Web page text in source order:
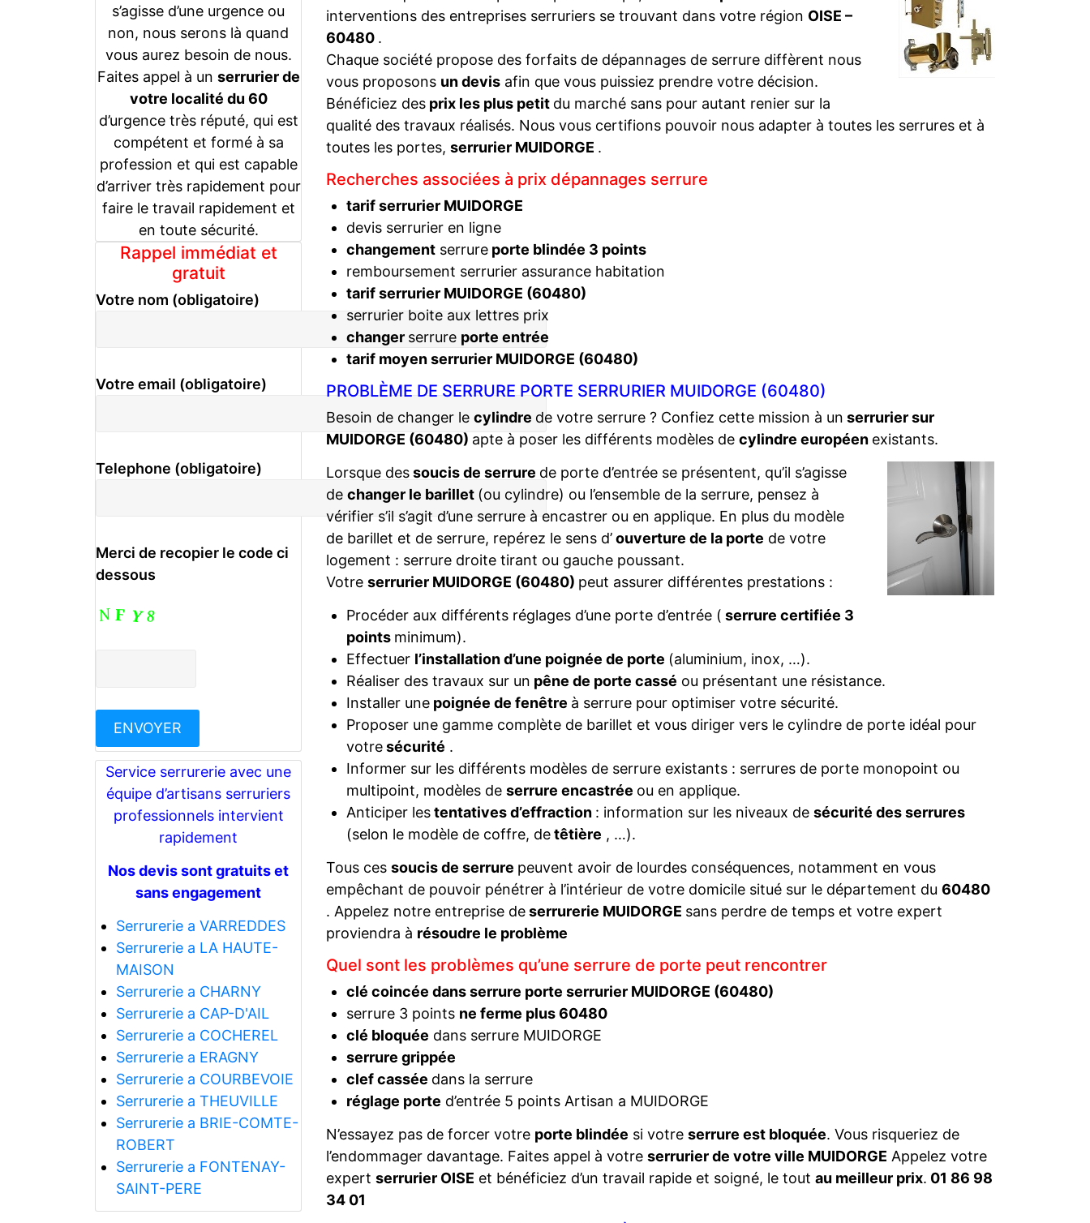
s’agisse d’une urgence ou
non, nous serons là quand
vous aurez besoin de nous.
Faites appel à un serrurier de
votre localité du 60
d’urgence très réputé, qui est
compétent et formé à sa
profession et qui est capable
d’arriver très rapidement pour
faire le travail rapidement et
en toute sécurité.
Rappel immédiat et
gratuit
Votre nom (obligatoire)
Votre email (obligatoire)
Telephone (obligatoire)
Merci de recopier le code ci
dessous
Service serrurerie avec une
équipe d’artisans serruriers
professionnels intervient
rapidement
Nos devis sont gratuits et
sans engagement
Serrurerie a VARREDDES
Serrurerie a LA HAUTE-
MAISON
Serrurerie a CHARNY
Serrurerie a CAP-D'AIL
Serrurerie a COCHEREL
Serrurerie a ERAGNY
Serrurerie a COURBEVOIE
Serrurerie a THEUVILLE
Serrurerie a BRIE-COMTE-
ROBERT
Serrurerie a FONTENAY-
SAINT-PERE
interventions des entreprises serruriers se trouvant dans votre région OISE –
60480 .
Chaque société propose des forfaits de dépannages de serrure diffèrent nous
vous proposons un devis afin que vous puissiez prendre votre décision.
Bénéficiez des prix les plus petit du marché sans pour autant renier sur la
qualité des travaux réalisés. Nous vous certifions pouvoir nous adapter à toutes les serrures et à
toutes les portes, serrurier MUIDORGE .
Recherches associées à prix dépannages serrure
tarif serrurier MUIDORGE
devis serrurier en ligne
changementserrureporte blindée 3 points
remboursement serrurier assurance habitation
tarif serrurier MUIDORGE (60480)
serrurier boite aux lettres prix
changer serrure porte entrée
tarif moyen serrurier MUIDORGE (60480)
PROBLÈME DE SERRURE PORTE SERRURIER MUIDORGE (60480)
Besoin de changer le cylindre de votre serrure ? Confiez cette mission à un serrurier sur
MUIDORGE (60480) apte à poser les différents modèles de cylindre européen existants.
Lorsque dessoucis de serrure de porte d’entrée se présentent, qu’il s’agisse
de changer le barillet (ou cylindre) ou l’ensemble de la serrure, pensez à
vérifier s’il s’agit d’une serrure à encastrer ou en applique. En plus du modèle
de barillet et de serrure, repérez le sens d’ouverture de la porte de votre
logement : serrure droite tirant ou gauche poussant.
Votre serrurier MUIDORGE (60480) peut assurer différentes prestations :
Procéder aux différents réglages d’une porte d’entrée ( serrure certifiée 3
points minimum).
Effectuer l’installation d’une poignée de porte (aluminium, inox, …).
Réaliser des travaux sur un pêne de porte cassé ou présentant une résistance.
Installer unepoignée de fenêtre à serrure pour optimiser votre sécurité.
Proposer une gamme complète de barillet et vous diriger vers le cylindre de porte idéal pour
votresécurité .
Informer sur les différents modèles de serrure existants : serrures de porte monopoint ou
multipoint, modèles de serrure encastrée ou en applique.
Anticiper lestentatives d’effraction : information sur les niveaux de sécurité des serrures
(selon le modèle de coffre, detêtière , …).
Tous ces soucis de serrure peuvent avoir de lourdes conséquences, notamment en vous
empêchant de pouvoir pénétrer à l’intérieur de votre domicile situé sur le département du 60480
. Appelez notre entreprise deserrurerie MUIDORGE sans perdre de temps et votre expert
proviendra à résoudre le problème
Quel sont les problèmes qu’une serrure de porte peut rencontrer
clé coincée dans serrure porte serrurier MUIDORGE (60480)
serrure 3 points ne ferme plus 60480
clé bloquée dans serrure MUIDORGE
serrure grippée
clef cassée dans la serrure
réglage porte d’entrée 5 points Artisan a MUIDORGE
N’essayez pas de forcer votre porte blindée si votre serrure est bloquée. Vous risqueriez de
l’endommager davantage. Faites appel à votre serrurier de votre ville MUIDORGE Appelez votre
expert serrurier OISE et bénéficiez d’un travail rapide et soigné, le tout au meilleur prix. 01 86 98
34 01